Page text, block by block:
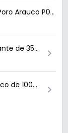
Arauco P09
de 35
de 100
de 19